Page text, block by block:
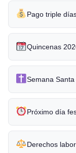
Pago triple
Quincenas
Semana
Próximo día
Derechos